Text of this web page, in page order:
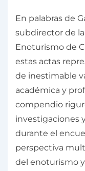
En palabras de
subdirector de
Enoturismo de
estas actas
de inestimable
académica y
compendio
investigaciones
durante el
perspectiva
del enoturismo